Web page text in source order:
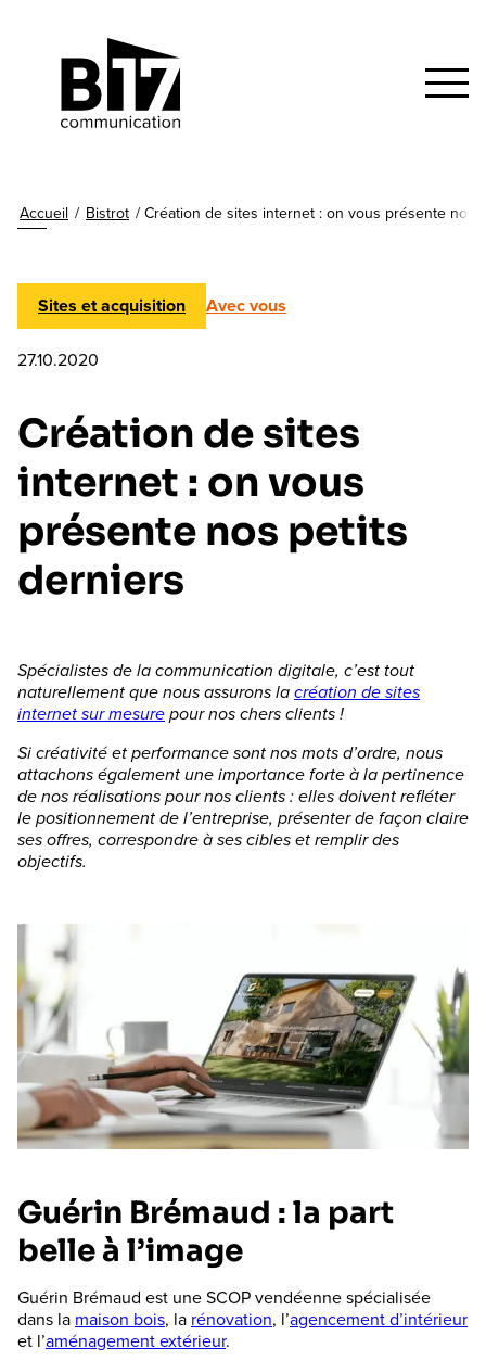
Accueil / Bistrot /Création de sites internet : on vous présente nos
Sites et acquisition Avec vous
27.10.2020
Création de sites
internet : on vous
présente nos petits
derniers
Spécialistes de la communication digitale, c’est tout
naturellement que nous assurons lacréation de sites
internet sur mesurepour nos chers clients !
Si créativité et performance sont nos mots d’ordre, nous
attachons également une importance forte à la pertinence
de nos réalisations pour nos clients : elles doivent refléter
le positionnement de l’entreprise, présenter de façon claire
ses offres, correspondre à ses cibles et remplir des
objectifs.
Guérin Brémaud : la part
belle à l’image
Guérin Brémaud est une SCOP vendéenne spécialisée
dans la maison bois, la rénovation, l’agencement d’intérieur
et l’aménagement extérieur.